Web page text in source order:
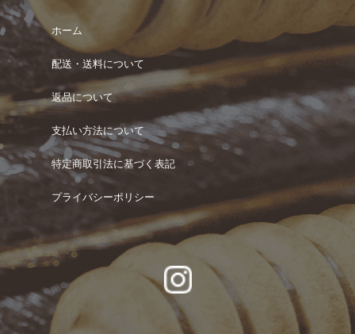
ホーム
配送・送料について
返品について
支払い方法について
特定商取引法に基づく表記
プライバシーポリシー